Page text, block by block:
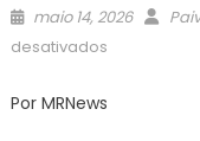
Posted
on
maio 14, 2026
desativadosem
supera
Por MRNews